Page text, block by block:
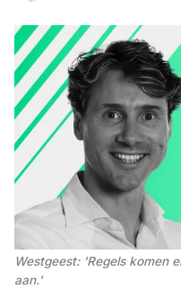
Westgeest: 'Regels komen
aan.'